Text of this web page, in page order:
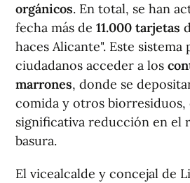
orgánicos. En total, se han
fecha más de 11.000 tarjetas
haces Alicante". Este sistema
ciudadanos acceder a los
marrones, donde se
comida y otros biorresiduos,
significativa reducción en el
basura.
El vicealcalde y concejal de